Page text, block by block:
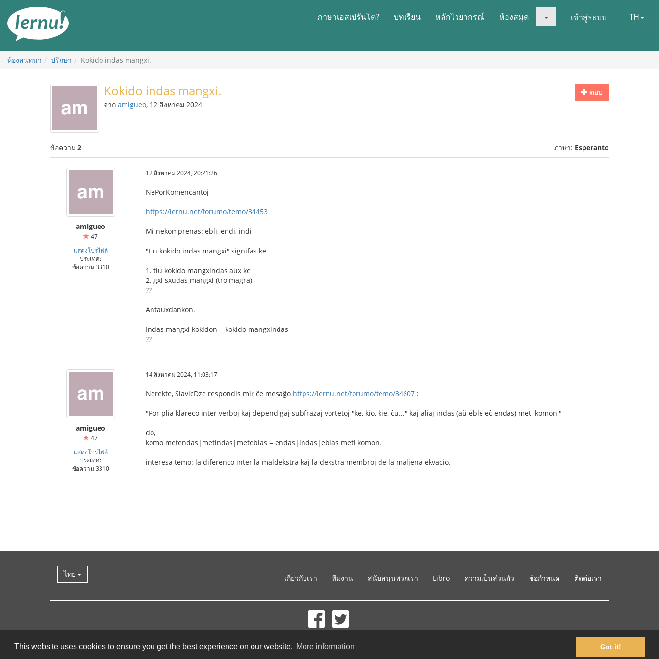
This website uses cookies to ensure you get the best experience on our website. More information Got it!
สารบัญ
ภาษาเอสเปรันโต? บทเรียน หลักไวยากรณ์ ห้องสมุด เข้าสู่ระบบ TH
ห้องสนทนา ปรึกษา Kokido indas mangxi.
ตอบ
Kokido indas mangxi.
จาก amigueo, 12 สิงหาคม 2024
ข้อความ 2 ภาษา: Esperanto
amigueo
47
แสดงโปรไฟล์
ประเทศ:
ข้อความ 3310
12 สิงหาคม 2024, 20:21:26
NePorKomencantoj
https://lernu.net/forumo/temo/34453
Mi nekomprenas: ebli, endi, indi
"tiu kokido indas mangxi" signifas ke
1. tiu kokido mangxindas aux ke
2. gxi sxudas mangxi (tro magra)
??
Antauxdankon.
Indas mangxi kokidon = kokido mangxindas
??
amigueo
47
แสดงโปรไฟล์
ประเทศ:
ข้อความ 3310
14 สิงหาคม 2024, 11:03:17
Nerekte, SlavicDze respondis mir ĉe mesaĝo https://lernu.net/forumo/temo/34607 :
"Por plia klareco inter verboj kaj dependigaj subfrazaj vortetoj "ke, kio, kie, ĉu..." kaj aliaj indas (aŭ eble eĉ endas) meti komon."
do,
komo metendas|metindas|meteblas = endas|indas|eblas meti komon.
interesa temo: la diferenco inter la maldekstra kaj la dekstra membroj de la maljena ekvacio.
ไทย เกี่ยวกับเรา ทีมงาน สนับสนุนพวกเรา Libro ความเป็นส่วนตัว ข้อกำหนด ติดต่อเรา